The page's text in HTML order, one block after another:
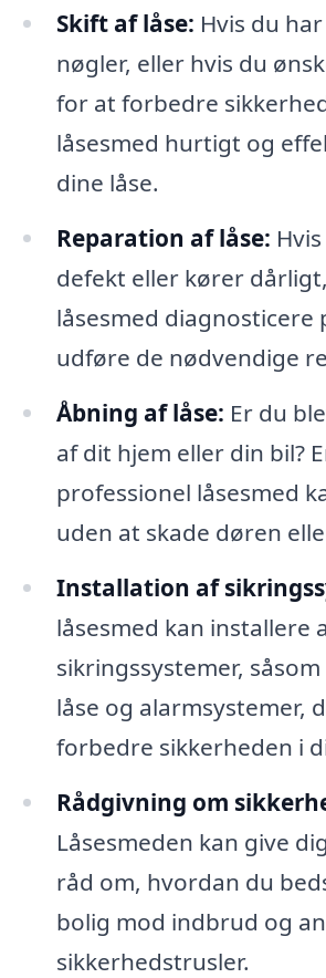
Skift af låse: Hvis du
nøgler, eller hvis du
for at forbedre
låsesmed hurtigt og
dine låse.
Reparation af låse:
defekt eller kører
låsesmed diagnosticere
udføre de nødvendige
Åbning af låse: Er du
af dit hjem eller din bil?
professionel låsesmed
uden at skade døren
Installation af
låsesmed kan installere
sikringssystemer,
låse og alarmsystemer,
forbedre sikkerheden i
Rådgivning om
Låsesmeden kan give
råd om, hvordan du
bolig mod indbrud og
sikkerhedstrusler.